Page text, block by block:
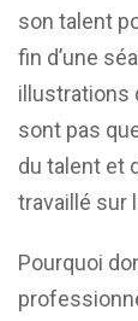
son talent
fin d’une
illustrations
sont pas
du talent et
travaillé sur
Pourquoi